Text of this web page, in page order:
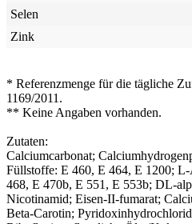
Selen
Zink
* Referenzmenge für die tägliche
1169/2011.
** Keine Angaben vorhanden.
Zutaten:
Calciumcarbonat;
Füllstoffe: E 460, E 464, E 1200;
468, E 470b, E 551, E 553b; DL-
Nicotinamid; Eisen-II-fumarat;
Beta-Carotin;